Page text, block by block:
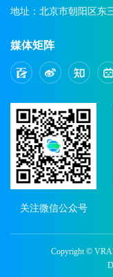
地址：北京市朝阳区东
媒体矩阵
关注微信公众号
Copyright ©